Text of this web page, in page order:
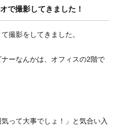
で撮影してきました！
撮影をしてきました。
ーなんかは、オフィスの2階で
って大事でしょ！」と気合い入